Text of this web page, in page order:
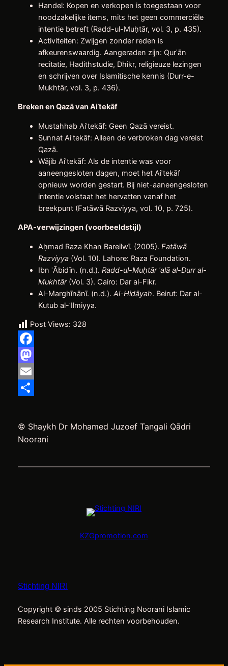
Handel: Kopen en verkopen is toegestaan voor
noodzakelijke items, mits het geen commerciële
intentie betreft (Radd-ul-Muḥtār, vol. 3, p. 435).
Activiteiten: Zwijgen zonder reden is
afkeurenswaardig. Aangeraden zijn: Qurʾān
recitatie, Hadithstudie, Dhikr, religieuze lezingen
en schrijven over Islamitische kennis (Durr-e-
Mukhtār, vol. 3, p. 436).
Breken en Qazā van Aiʾtekāf
Mustahhab Aiʾtekāf: Geen Qazā vereist.
Sunnat Aiʾtekāf: Alleen de verbroken dag vereist
Qazā.
Wājib Aiʾtekāf: Als de intentie was voor
aaneengesloten dagen, moet het Aiʾtekāf
opnieuw worden gestart. Bij niet-aaneengesloten
intentie volstaat het hervatten vanaf het
breekpunt (Fatāwā Razviyya, vol. 10, p. 725).
APA-verwijzingen (voorbeeldstijl)
Aḥmad Raza Khan Bareilwī. (2005). Fatāwā
Razviyya(Vol. 10). Lahore: Raza Foundation.
Ibn ʿĀbidīn. (n.d.). Radd-ul-Muḥtār ʿalā al-Durr al-
Mukhtār(Vol. 3). Cairo: Dar al-Fikr.
Al-Marghīnānī. (n.d.). Al-Hidāyah. Beirut: Dar al-
Kutub al-ʿIlmiyya.
Post Views: 328
Facebook
Mastodon
Email
© Shaykh Dr Mohamed Juzoef Tangali Qādri
Noorani
KZGpromotion.com
Stichting NIRI
Copyright © sinds 2005 Stichting Noorani Islamic
Research Institute. Alle rechten voorbehouden.